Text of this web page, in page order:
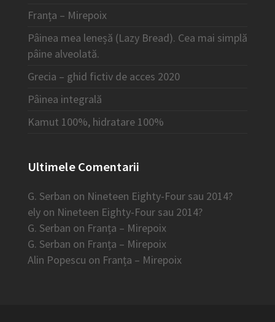
Franța – Mirepoix
Pâinea mea leneșă (Lazy Bread). Cea mai simplă
pâine alveolată.
Grecia – ghid fictiv de acces 2020
Pâinea integrală
Kamut 100%, hidratare 100%
Ultimele Comentarii
G. Serban on Nineteen Eighty-Four sau 2014?
elyon Nineteen Eighty-Four sau 2014?
G. Serban on Franța – Mirepoix
G. Serban on Franța – Mirepoix
Alin Popescu on Franța – Mirepoix